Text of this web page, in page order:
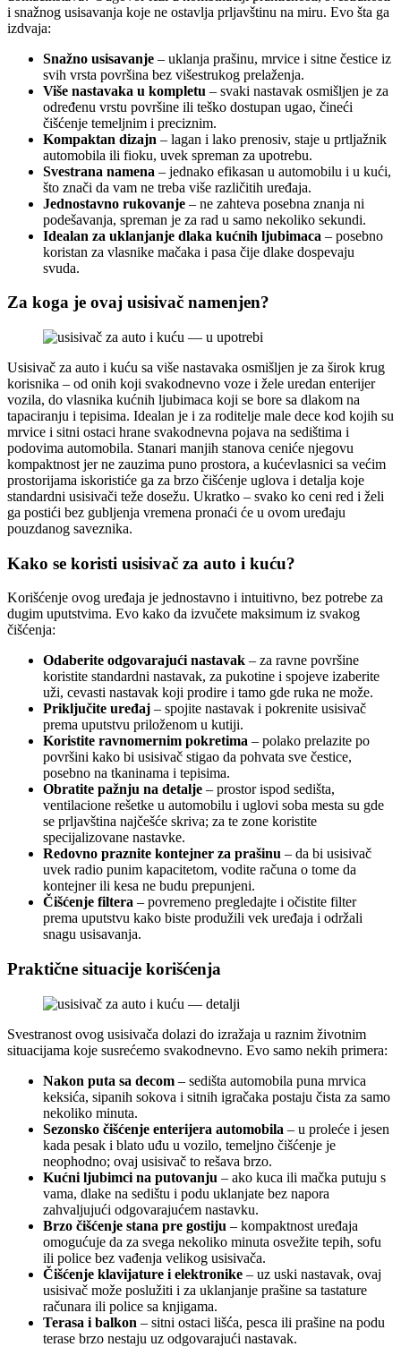
i snažnog usisavanja koje ne ostavlja prljavštinu na miru. Evo šta ga
izdvaja:
Snažno usisavanje – uklanja prašinu, mrvice i sitne čestice iz
svih vrsta površina bez višestrukog prelaženja.
Više nastavaka u kompletu – svaki nastavak osmišljen je za
određenu vrstu površine ili teško dostupan ugao, čineći
čišćenje temeljnim i preciznim.
Kompaktan dizajn – lagan i lako prenosiv, staje u prtljažnik
automobila ili fioku, uvek spreman za upotrebu.
Svestrana namena – jednako efikasan u automobilu i u kući,
što znači da vam ne treba više različitih uređaja.
Jednostavno rukovanje – ne zahteva posebna znanja ni
podešavanja, spreman je za rad u samo nekoliko sekundi.
Idealan za uklanjanje dlaka kućnih ljubimaca – posebno
koristan za vlasnike mačaka i pasa čije dlake dospevaju
svuda.
Za koga je ovaj usisivač namenjen?
Usisivač za auto i kuću sa više nastavaka osmišljen je za širok krug
korisnika – od onih koji svakodnevno voze i žele uredan enterijer
vozila, do vlasnika kućnih ljubimaca koji se bore sa dlakom na
tapaciranju i tepisima. Idealan je i za roditelje male dece kod kojih su
mrvice i sitni ostaci hrane svakodnevna pojava na sedištima i
podovima automobila. Stanari manjih stanova ceniće njegovu
kompaktnost jer ne zauzima puno prostora, a kućevlasnici sa većim
prostorijama iskoristiće ga za brzo čišćenje uglova i detalja koje
standardni usisivači teže dosežu. Ukratko – svako ko ceni red i želi
ga postići bez gubljenja vremena pronaći će u ovom uređaju
pouzdanog saveznika.
Kako se koristi usisivač za auto i kuću?
Korišćenje ovog uređaja je jednostavno i intuitivno, bez potrebe za
dugim uputstvima. Evo kako da izvučete maksimum iz svakog
čišćenja:
Odaberite odgovarajući nastavak – za ravne površine
koristite standardni nastavak, za pukotine i spojeve izaberite
uži, cevasti nastavak koji prodire i tamo gde ruka ne može.
Priključite uređaj – spojite nastavak i pokrenite usisivač
prema uputstvu priloženom u kutiji.
Koristite ravnomernim pokretima – polako prelazite po
površini kako bi usisivač stigao da pohvata sve čestice,
posebno na tkaninama i tepisima.
Obratite pažnju na detalje – prostor ispod sedišta,
ventilacione rešetke u automobilu i uglovi soba mesta su gde
se prljavština najčešće skriva; za te zone koristite
specijalizovane nastavke.
Redovno praznite kontejner za prašinu – da bi usisivač
uvek radio punim kapacitetom, vodite računa o tome da
kontejner ili kesa ne budu prepunjeni.
Čišćenje filtera – povremeno pregledajte i očistite filter
prema uputstvu kako biste produžili vek uređaja i održali
snagu usisavanja.
Praktične situacije korišćenja
Svestranost ovog usisivača dolazi do izražaja u raznim životnim
situacijama koje susrećemo svakodnevno. Evo samo nekih primera:
Nakon puta sa decom – sedišta automobila puna mrvica
keksića, sipanih sokova i sitnih igračaka postaju čista za samo
nekoliko minuta.
Sezonsko čišćenje enterijera automobila – u proleće i jesen
kada pesak i blato uđu u vozilo, temeljno čišćenje je
neophodno; ovaj usisivač to rešava brzo.
Kućni ljubimci na putovanju – ako kuca ili mačka putuju s
vama, dlake na sedištu i podu uklanjate bez napora
zahvaljujući odgovarajućem nastavku.
Brzo čišćenje stana pre gostiju – kompaktnost uređaja
omogućuje da za svega nekoliko minuta osvežite tepih, sofu
ili police bez vađenja velikog usisivača.
Čišćenje klavijature i elektronike – uz uski nastavak, ovaj
usisivač može poslužiti i za uklanjanje prašine sa tastature
računara ili police sa knjigama.
Terasa i balkon – sitni ostaci lišća, pesca ili prašine na podu
terase brzo nestaju uz odgovarajući nastavak.